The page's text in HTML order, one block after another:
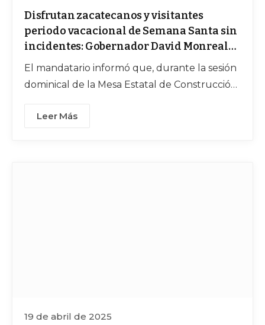
Disfrutan zacatecanos y visitantes
periodo vacacional de Semana Santa sin
incidentes: Gobernador David Monreal
Ávila
El mandatario informó que, durante la sesión
dominical de la Mesa Estatal de Construcción
resultados de los operativos municipio por
Leer Más
19 de abril de 2025